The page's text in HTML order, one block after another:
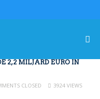
2,2 MILJARD EURO IN
CLOSED
3924 VIEWS